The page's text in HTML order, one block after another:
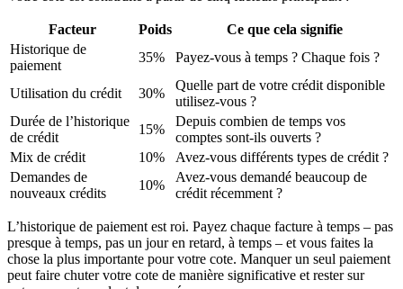
Facteur Poids
Ce que cela signifie
Historique de
paiement
35% Payez-vous à temps ? Chaque fois ?
Utilisation du crédit 30%
Quelle part de votre crédit disponible
utilisez-vous ?
Durée de l’historique
de crédit
15%
Depuis combien de temps vos
comptes sont-ils ouverts ?
Mix de crédit
10%
Avez-vous différents types de crédit ?
Demandes de
nouveaux crédits
10%
Avez-vous demandé beaucoup de
crédit récemment ?
L’historique de paiement est roi. Payez chaque facture à temps – pas
presque à temps, pas un jour en retard, à temps – et vous faites la
chose la plus importante pour votre cote. Manquer un seul paiement
peut faire chuter votre cote de manière significative et rester sur